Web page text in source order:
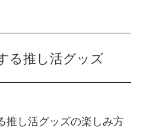
る推し活グッズ
推し活グッズの楽しみ方